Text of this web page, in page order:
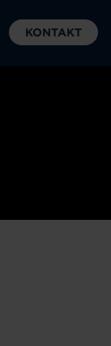
KONTAKT